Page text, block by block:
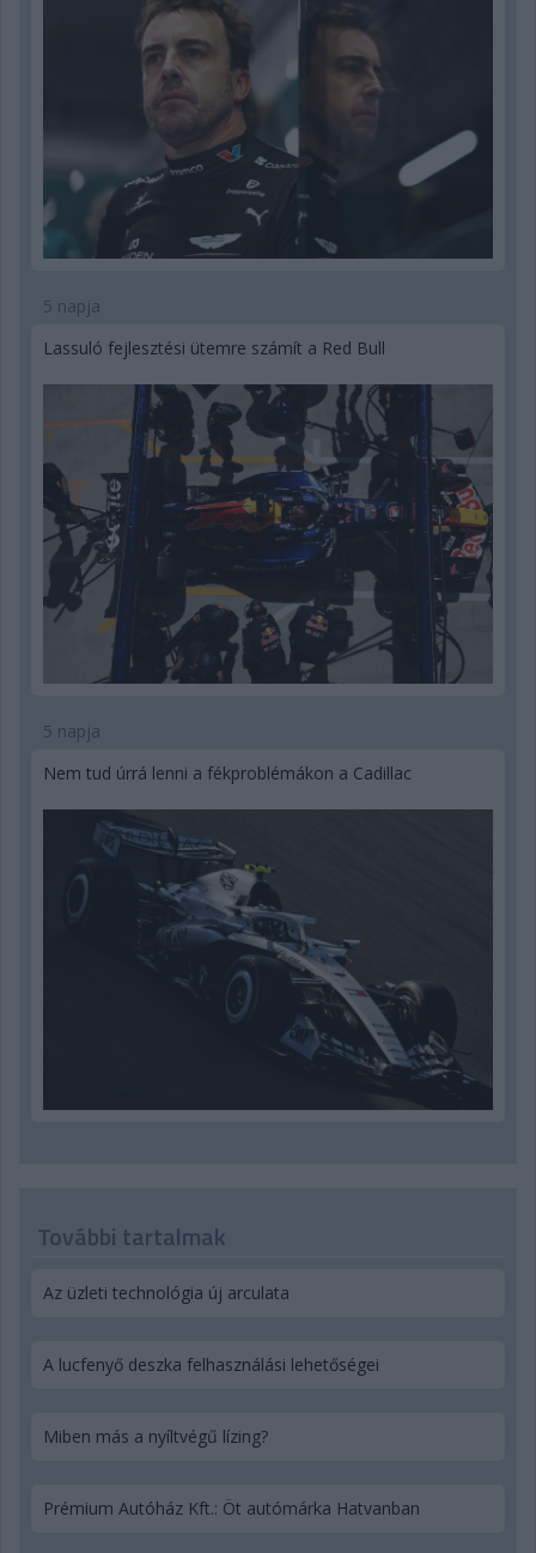
5 napja
Lassuló fejlesztési ütemre számít a Red Bull
5 napja
Nem tud úrrá lenni a fékproblémákon a Cadillac
További tartalmak
Az üzleti technológia új arculata
A lucfenyő deszka felhasználási lehetőségei
Miben más a nyíltvégű lízing?
Prémium Autóház Kft.: Öt autómárka Hatvanban